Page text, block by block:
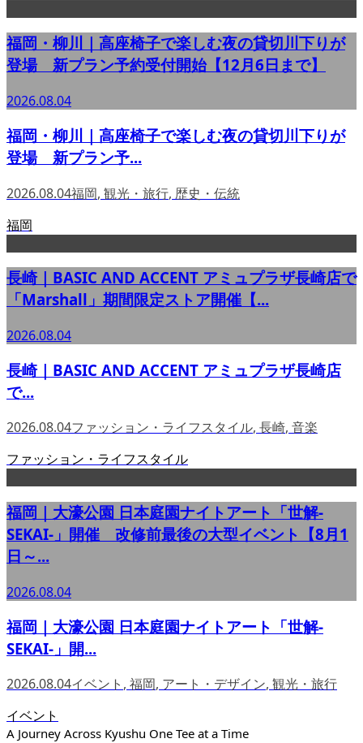
福岡・柳川｜高座椅子で楽しむ夜の貸切川下りが
登場 新プラン予約受付開始【12月6日まで】
2026.08.04
福岡・柳川｜高座椅子で楽しむ夜の貸切川下りが
登場 新プラン予...
2026.08.04福岡, 観光・旅行, 歴史・伝統
福岡
長崎｜BASIC AND ACCENT アミュプラザ長崎店で
「Marshall」期間限定ストア開催【...
2026.08.04
長崎｜BASIC AND ACCENT アミュプラザ長崎店
で...
2026.08.04ファッション・ライフスタイル, 長崎, 音楽
ファッション・ライフスタイル
福岡｜大濠公園 日本庭園ナイトアート「世解-
SEKAI-」開催 改修前最後の大型イベント【8月1
日～...
2026.08.04
福岡｜大濠公園 日本庭園ナイトアート「世解-
SEKAI-」開...
2026.08.04イベント , 福岡, アート・デザイン, 観光・旅行
イベント
A Journey Across Kyushu One Tee at a Time